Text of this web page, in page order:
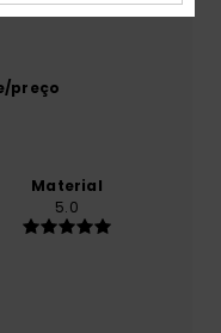
preço
Material
5.0